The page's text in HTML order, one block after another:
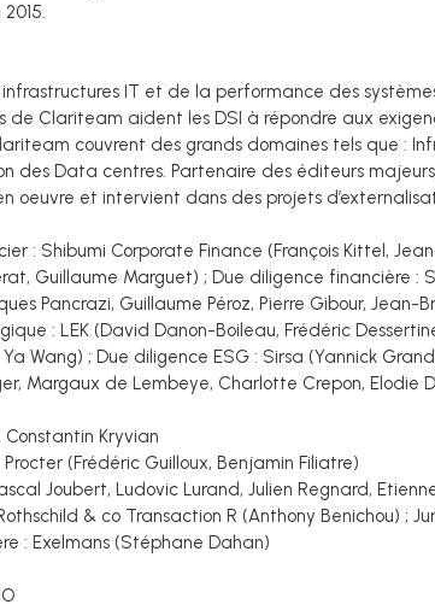
IT et de la performance des
de Clariteam aident les DSI à répondre aux
couvrent des grands domaines tels que :
des Data centres. Partenaire des éditeurs
oeuvre et intervient dans des projets
: Shibumi Corporate Finance (François Kittel,
Guillaume Marguet) ; Due diligence financière :
Pancrazi, Guillaume Péroz, Pierre Gibour, Jean-
: LEK (David Danon-Boileau, Frédéric
Ya Wang) ; Due diligence ESG : Sirsa (Yannick
Margaux de Lembeye, Charlotte Crepon, Elodie
Kryvian
(Frédéric Guilloux, Benjamin Filiatre)
Joubert, Ludovic Lurand, Julien Regnard,
& co Transaction R (Anthony Benichou) ;
: Exelmans (Stéphane Dahan)